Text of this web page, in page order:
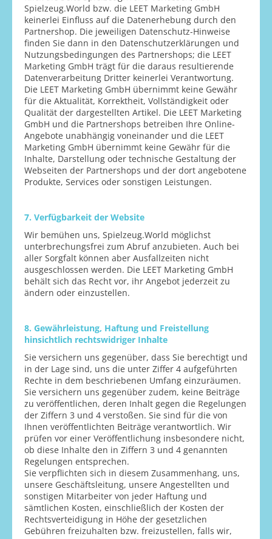
Spielzeug.World bzw. die LEET Marketing GmbH
keinerlei Einfluss auf die Datenerhebung durch den
Partnershop. Die jeweiligen Datenschutz-Hinweise
finden Sie dann in den Datenschutzerklärungen und
Nutzungsbedingungen des Partnershops; die LEET
Marketing GmbH trägt für die daraus resultierende
Datenverarbeitung Dritter keinerlei Verantwortung.
Die LEET Marketing GmbH übernimmt keine Gewähr
für die Aktualität, Korrektheit, Vollständigkeit oder
Qualität der dargestellten Artikel. Die LEET Marketing
GmbH und die Partnershops betreiben Ihre Online-
Angebote unabhängig voneinander und die LEET
Marketing GmbH übernimmt keine Gewähr für die
Inhalte, Darstellung oder technische Gestaltung der
Webseiten der Partnershops und der dort angebotene
Produkte, Services oder sonstigen Leistungen.
7. Verfügbarkeit der Website
Wir bemühen uns, Spielzeug.World möglichst
unterbrechungsfrei zum Abruf anzubieten. Auch bei
aller Sorgfalt können aber Ausfallzeiten nicht
ausgeschlossen werden. Die LEET Marketing GmbH
behält sich das Recht vor, ihr Angebot jederzeit zu
ändern oder einzustellen.
8. Gewährleistung, Haftung und Freistellung
hinsichtlich rechtswidriger Inhalte
Sie versichern uns gegenüber, dass Sie berechtigt und
in der Lage sind, uns die unter Ziffer 4 aufgeführten
Rechte in dem beschriebenen Umfang einzuräumen.
Sie versichern uns gegenüber zudem, keine Beiträge
zu veröffentlichen, deren Inhalt gegen die Regelungen
der Ziffern 3 und 4 verstoßen. Sie sind für die von
Ihnen veröffentlichten Beiträge verantwortlich. Wir
prüfen vor einer Veröffentlichung insbesondere nicht,
ob diese Inhalte den in Ziffern 3 und 4 genannten
Regelungen entsprechen.
Sie verpflichten sich in diesem Zusammenhang, uns,
unsere Geschäftsleitung, unsere Angestellten und
sonstigen Mitarbeiter von jeder Haftung und
sämtlichen Kosten, einschließlich der Kosten der
Rechtsverteidigung in Höhe der gesetzlichen
Gebühren freizuhalten bzw. freizustellen, falls wir,